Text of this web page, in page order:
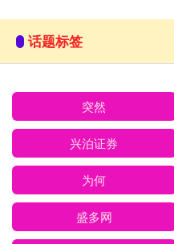
话题标签
突然
兴泊证券
为何
盛多网